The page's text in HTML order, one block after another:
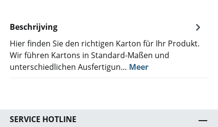
Beschrijving
Hier finden Sie den richtigen Karton für Ihr Produkt.
Wir führen Kartons in Standard-Maßen und
unterschiedlichen Ausfertigun… Meer
SERVICE HOTLINE